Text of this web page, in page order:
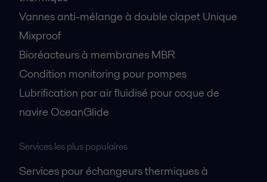
Vannes anti-mélange à double clapet Unique
Mixproof
Bioréacteurs à membranes MBR
Condition monitoring pour pompes
Lubrification par air fluidisé pour coque de
navire OceanGlide
Services les plus populaires
Services pour échangeurs thermiques à